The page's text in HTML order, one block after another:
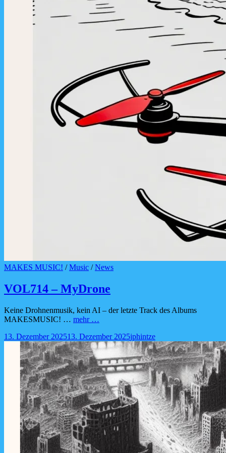
Cat
MAKES MUSIC! /Music /News
VOL714 – MyDrone
Keine Drohnenmusik, kein AI – der letzte Track des Albums
MAKESMUSIC! … mehr …
MyDrone
Posted-
13. Dezember 202513. Dezember 2025By
line
Byline
jphintze